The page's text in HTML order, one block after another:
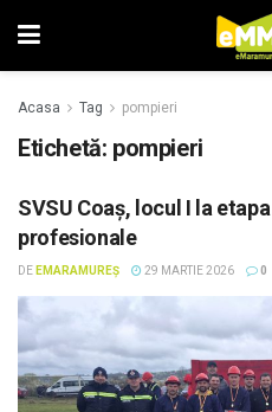
Acasa Tag pompieri
Etichetă: pompieri
SVSU Coaș, locul I la
profesionale
DE EMARAMUREȘ 29 MARTIE 2026 0